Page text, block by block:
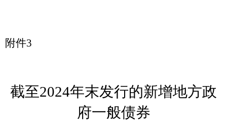
附件3
截至2024年末发行的新增地方政
府一般债券